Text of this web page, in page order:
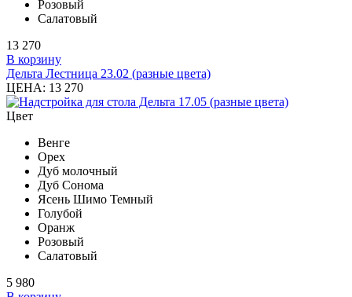
Розовый
Салатовый
13 270
В корзину
Дельта Лестница 23.02 (разные цвета)
ЦЕНА: 13 270
Цвет
Венге
Орех
Дуб молочный
Дуб Сонома
Ясень Шимо Темный
Голубой
Оранж
Розовый
Салатовый
5 980